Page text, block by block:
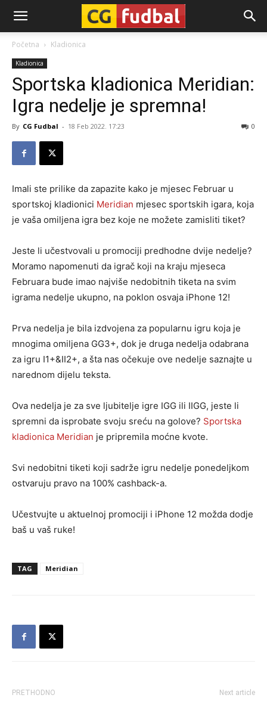
CG-
Fudbal
Početna Kladionica
Kladionica
Sportska kladionica Meridian:
Igra nedelje je spremna!
By CG Fudbal - 18 Feb 2022. 17:23 0
Imali ste prilike da zapazite kako je mjesec Februar u
sportskoj kladionici Meridian mjesec sportskih igara, koja
je vaša omiljena igra bez koje ne možete zamisliti tiket?
Jeste li učestvovali u promociji predhodne dvije nedelje?
Moramo napomenuti da igrač koji na kraju mjeseca
Februara bude imao najviše nedobitnih tiketa na svim
igrama nedelje ukupno, na poklon osvaja iPhone 12!
Prva nedelja je bila izdvojena za popularnu igru koja je
mnogima omiljena GG3+, dok je druga nedelja odabrana
za igru I1+&II2+, a šta nas očekuje ove nedelje saznajte u
narednom dijelu teksta.
Ova nedelja je za sve ljubitelje igre IGG ili IIGG, jeste li
spremni da isprobate svoju sreću na golove? Sportska
kladionica Meridian je pripremila moćne kvote.
Svi nedobitni tiketi koji sadrže igru nedelje ponedeljkom
ostvaruju pravo na 100% cashback-a.
Učestvujte u aktuelnoj promociji i iPhone 12 možda dodje
baš u vaš ruke!
TAG Meridian
PRETHODNO Next article